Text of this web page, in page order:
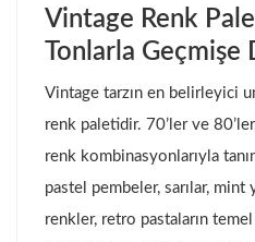
Vintage Renk
Tonlarla Geçmişe
Vintage tarzın en belirleyici
renk paletidir. 70’ler ve
renk kombinasyonlarıyla
pastel pembeler, sarılar,
renkler, retro pastaların